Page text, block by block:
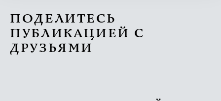
ПОДЕЛИТЕСЬ
ПУБЛИКАЦИЕЙ С
ДРУЗЬЯМИ